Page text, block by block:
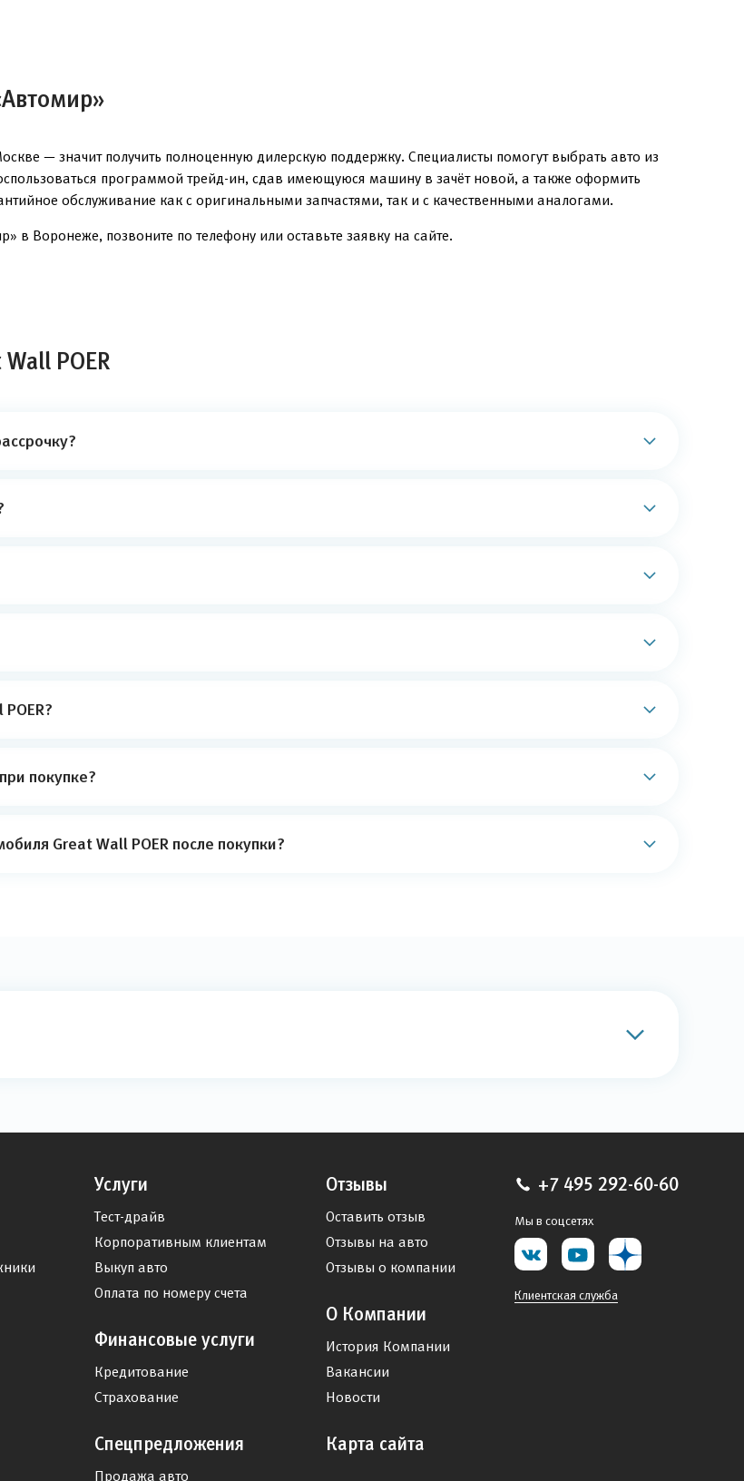
— значит получить полноценную дилерскую поддержку. Специалисты помогут выбрать авто из
программой трейд-ин, сдав имеющуюся машину в зачёт новой, а также оформить
обслуживание как с оригинальными запчастями, так и с качественными аналогами.
в Воронеже, позвоните по телефону или оставьте заявку на сайте.
POER
покупке?
Great Wall POER после покупки?
Услуги
Тест-драйв
Корпоративным клиентам
Выкуп авто
Оплата по номеру счета
Финансовые услуги
Кредитование
Страхование
Спецпредложения
Продажа авто
Отзывы
Оставить отзыв
Отзывы на авто
Отзывы о компании
О Компании
История Компании
Вакансии
Новости
Карта сайта
+7 495 292-60-60
Мы в соцсетях
Клиентская служба